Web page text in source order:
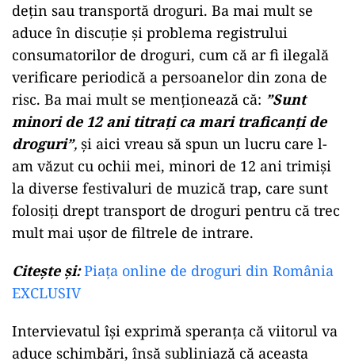
dețin sau transportă droguri. Ba mai mult se
aduce în discuție și problema registrului
consumatorilor de droguri, cum că ar fi ilegală
verificare periodică a persoanelor din zona de
risc. Ba mai mult se menționează că: ”Sunt
minori de 12 ani titrați ca mari traficanți de
droguri”, și aici vreau să spun un lucru care l-
am văzut cu ochii mei, minori de 12 ani trimiși
la diverse festivaluri de muzică trap, care sunt
folosiți drept transport de droguri pentru că trec
mult mai ușor de filtrele de intrare.
Citește și: Piața online de droguri din România
EXCLUSIV
Intervievatul își exprimă speranța că viitorul va
aduce schimbări, însă subliniază că aceasta